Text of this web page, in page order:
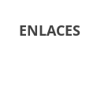
ENLACES